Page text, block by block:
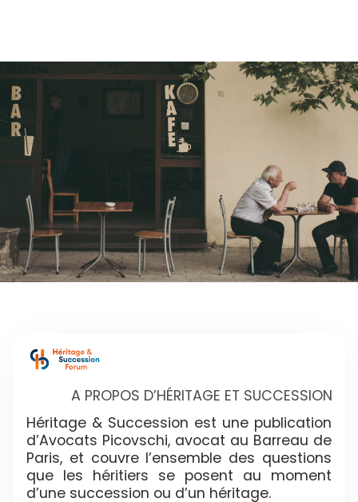
A PROPOS D’HÉRITAGE ET SUCCESSION
Héritage & Succession est une publication
d’Avocats Picovschi, avocat au Barreau de
Paris, et couvre l’ensemble des questions
que les héritiers se posent au moment
d’une succession ou d’un héritage.